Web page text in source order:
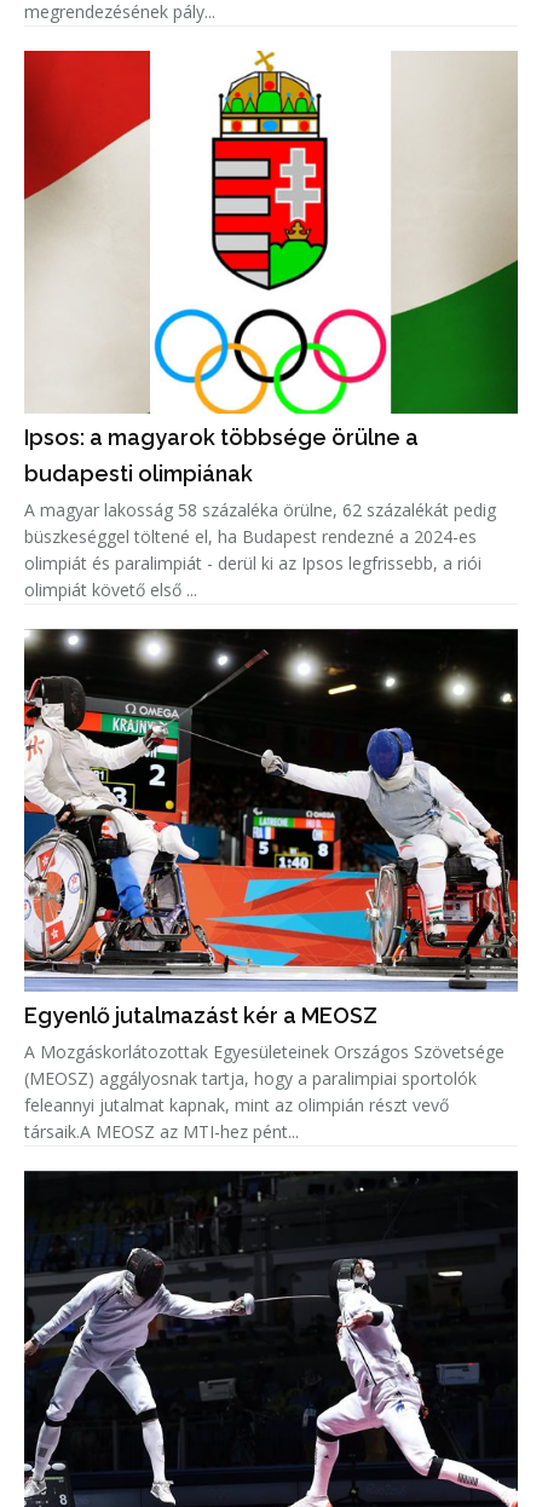
megrendezésének pály...
Ipsos: a magyarok többsége örülne a
budapesti olimpiának
A magyar lakosság 58 százaléka örülne, 62 százalékát pedig
büszkeséggel töltené el, ha Budapest rendezné a 2024-es
olimpiát és paralimpiát - derül ki az Ipsos legfrissebb, a riói
olimpiát követő első ...
Egyenlő jutalmazást kér a MEOSZ
A Mozgáskorlátozottak Egyesületeinek Országos Szövetsége
(MEOSZ) aggályosnak tartja, hogy a paralimpiai sportolók
feleannyi jutalmat kapnak, mint az olimpián részt vevő
társaik.A MEOSZ az MTI-hez pént...